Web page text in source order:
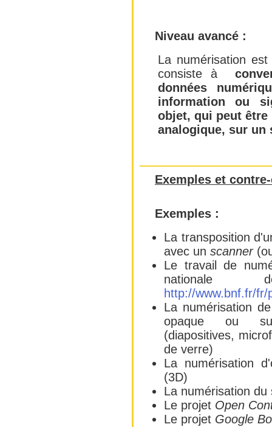
Niveau avancé :
La numérisation
consiste à
données
information ou
objet, qui peut
analogique, sur un
Exemples et
Exemples :
La transposition
avec un scanner
Le travail de
http://www.bnf.fr/
La numérisation
opaque ou
(diapositives,
de verre)
La numérisation
(3D)
La numérisation
Le projet Open
Le projet Google